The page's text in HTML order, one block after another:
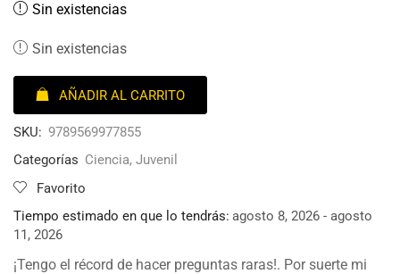
Sin existencias
Sin existencias
AÑADIR AL CARRITO
SKU: 9789569977855
Categorías Ciencia, Juvenil
Favorito
Tiempo estimado en que lo tendrás: agosto 8, 2026 - agosto
11, 2026
¡Tengo el récord de hacer preguntas raras!. Por suerte mi